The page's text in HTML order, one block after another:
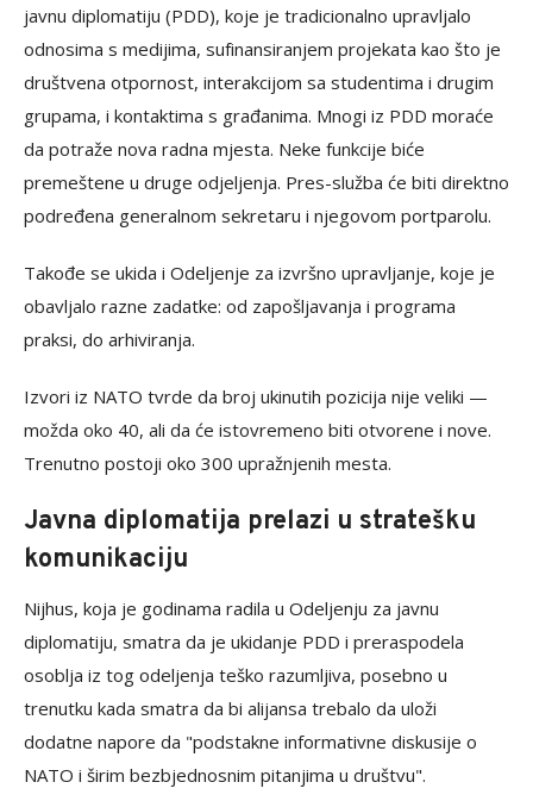
javnu diplomatiju (PDD), koje je tradicionalno upravljalo
odnosima s medijima, sufinansiranjem projekata kao što je
društvena otpornost, interakcijom sa studentima i drugim
grupama, i kontaktima s građanima. Mnogi iz PDD moraće
da potraže nova radna mjesta. Neke funkcije biće
premeštene u druge odjeljenja. Pres-služba će biti direktno
podređena generalnom sekretaru i njegovom portparolu.
Takođe se ukida i Odeljenje za izvršno upravljanje, koje je
obavljalo razne zadatke: od zapošljavanja i programa
praksi, do arhiviranja.
Izvori iz NATO tvrde da broj ukinutih pozicija nije veliki —
možda oko 40, ali da će istovremeno biti otvorene i nove.
Trenutno postoji oko 300 upražnjenih mesta.
Javna diplomatija prelazi u stratešku
komunikaciju
Nijhus, koja je godinama radila u Odeljenju za javnu
diplomatiju, smatra da je ukidanje PDD i preraspodela
osoblja iz tog odeljenja teško razumljiva, posebno u
trenutku kada smatra da bi alijansa trebalo da uloži
dodatne napore da "podstakne informativne diskusije o
NATO i širim bezbjednosnim pitanjima u društvu".